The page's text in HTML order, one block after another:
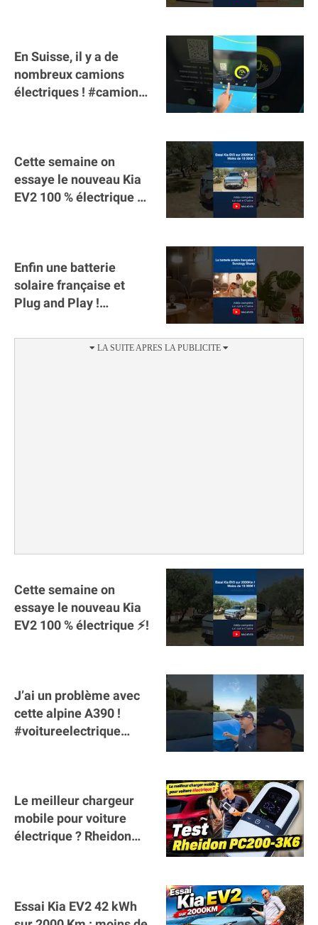
En Suisse, il y a de
nombreux camions
électriques ! #camion
Cette semaine on
essaye le nouveau Kia
EV2 100 % électrique ⚡️!
Enfin une batterie
solaire française et
Plug and Play !
#batterie @gosunology
Cette semaine on
essaye le nouveau Kia
EV2 100 % électrique ⚡️!
J’ai un problème avec
cette alpine A390 !
#voitureelectrique
Le meilleur chargeur
mobile pour voiture
électrique ? Rheidon
Essai Kia EV2 42 kWh